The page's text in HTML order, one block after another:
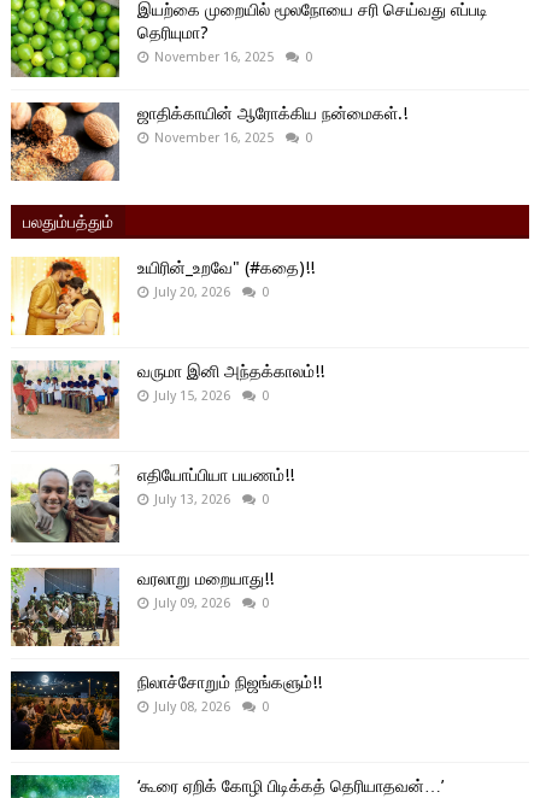
இயற்கை முறையில் மூலநோயை சரி செய்வது எப்படி
தெரியுமா?
November 16, 2025 0
ஜாதிக்காயின் ஆரோக்கிய நன்மைகள்.!
November 16, 2025 0
பலதும்பத்தும்
உயிரின்_உறவே" (#கதை)!!
July 20, 2026 0
வருமா இனி அந்தக்காலம்!!
July 15, 2026 0
எதியோப்பியா பயணம்!!
July 13, 2026 0
வரலாறு மறையாது!!
July 09, 2026 0
நிலாச்சோறும் நிஜங்களும்!!
July 08, 2026 0
‘கூரை ஏறிக் கோழி பிடிக்கத் தெரியாதவன்…’